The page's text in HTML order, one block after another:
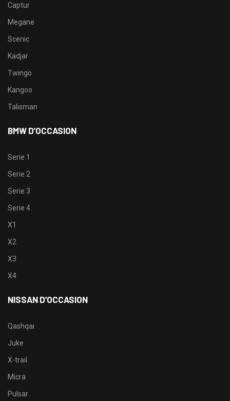
Captur
Megane
Scenic
Kadjar
Twingo
Kangoo
Talisman
BMW D’OCCASION
Serie 1
Serie 2
Serie 3
Serie 4
X1
X2
X3
X4
NISSAN D’OCCASION
Qashqai
Juke
X-trail
Micra
Pulsar